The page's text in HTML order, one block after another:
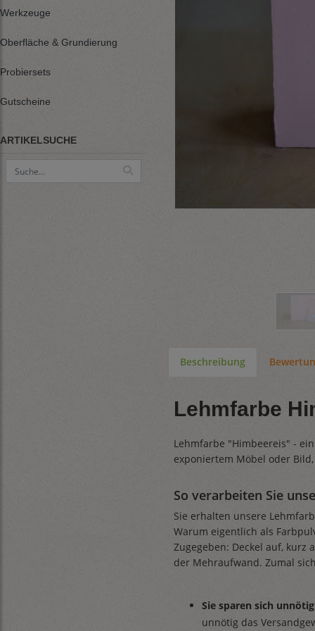
Werkzeuge
Oberfläche & Grundierung
Probiersets
Gutscheine
ARTIKELSUCHE
Beschreibung
Lehmfarbe
Lehmfarbe "Himbeereis" -
exponiertem Möbel oder
So verarbeiten Sie
Sie erhalten unsere
Warum eigentlich als
Zugegeben: Deckel auf,
der Mehraufwand. Zumal
Sie sparen sich
unnötig das